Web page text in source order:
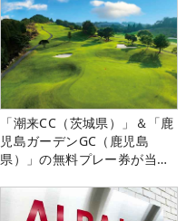
「潮来CC（茨城県）」＆「鹿
児島ガーデンGC（鹿児島
県）」の無料プレー券が当た